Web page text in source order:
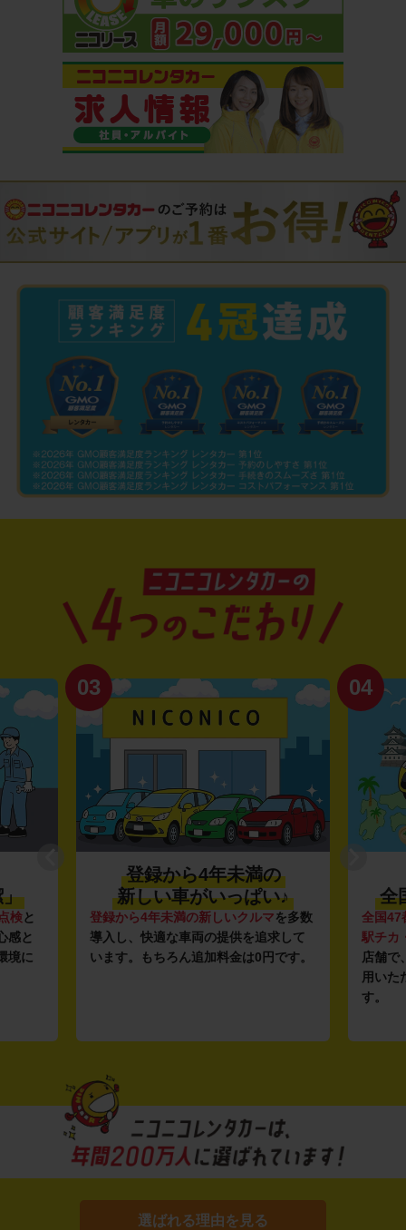
」
検と
感と
境に
03
登録から4年未満の
新しい車がいっぱい♪
登録から4年未満の新しいクルマを多数
導入し、快適な車両の提供を追求して
います。もちろん追加料金は0円です。
04
全
全国47
駅チカ
店舗で
用いた
す。
選ばれる理由を見る